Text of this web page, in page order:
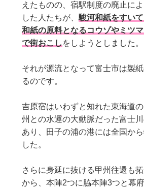
えたものの、宿駅制度の廃止に
した人たちが、駿河和紙をすい
和紙の原料となるコウゾやミツ
で街おこし をしようとしました。
それが源流となって富士市は製
るのです。
吉原宿はいわずと知れた東海道
州との水運の大動脈だった富士
あり、田子の浦の港には全国か
した。
さらに身延に抜ける甲州往還も
から、本陣2つに脇本陣3つと幕